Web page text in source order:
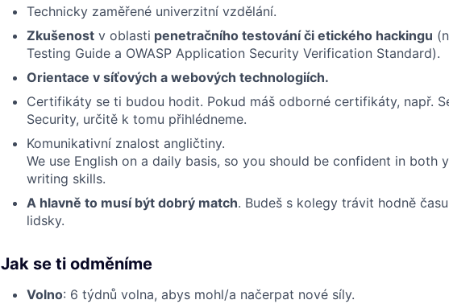
Technicky zaměřené univerzitní vzdělání.
Zkušenost v oblasti penetračního testování či etického hackingu
Testing Guide a OWASP Application Security Verification Standard).
Orientace v síťových a webových technologiích.
Certifikáty se ti budou hodit. Pokud máš odborné certifikáty, např.
Security, určitě k tomu přihlédneme.
Komunikativní znalost angličtiny.
We use English on a daily basis, so you should be confident in both
writing skills.
A hlavně to musí být dobrý match. Budeš s kolegy trávit hodně
lidsky.
Jak se ti odměníme
Volno: 6 týdnů volna, abys mohl/a načerpat nové síly.